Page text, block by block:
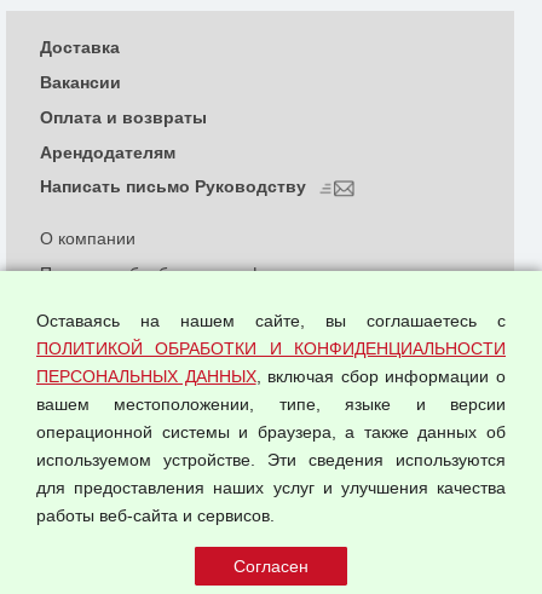
© 2026 ООО "Феникс"
О компании
Политика обработки и конфиденциальности
Согласием на обработку персональных данных
Оферта оптовой купли-продажи
Публичная оферта
Доставка
Вакансии
Оплата и возвраты
Арендодателям
Написать письмо Руководству
Оставаясь на нашем сайте, вы соглашаетесь с
ПОЛИТИКОЙ ОБРАБОТКИ И КОНФИДЕНЦИАЛЬНОСТИ
ПЕРСОНАЛЬНЫХ ДАННЫХ, включая сбор информации о
вашем местоположении, типе, языке и версии
операционной системы и браузера, а также данных об
используемом устройстве. Эти сведения используются
для предоставления наших услуг и улучшения качества
работы веб-сайта и сервисов.